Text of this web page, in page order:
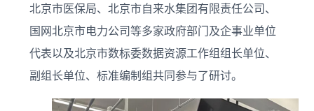
北京市医保局、北京市自来水集团有限责任公司、
国网北京市电力公司等多家政府部门及企事业单位
代表以及北京市数标委数据资源工作组组长单位、
副组长单位、标准编制组共同参与了研讨。